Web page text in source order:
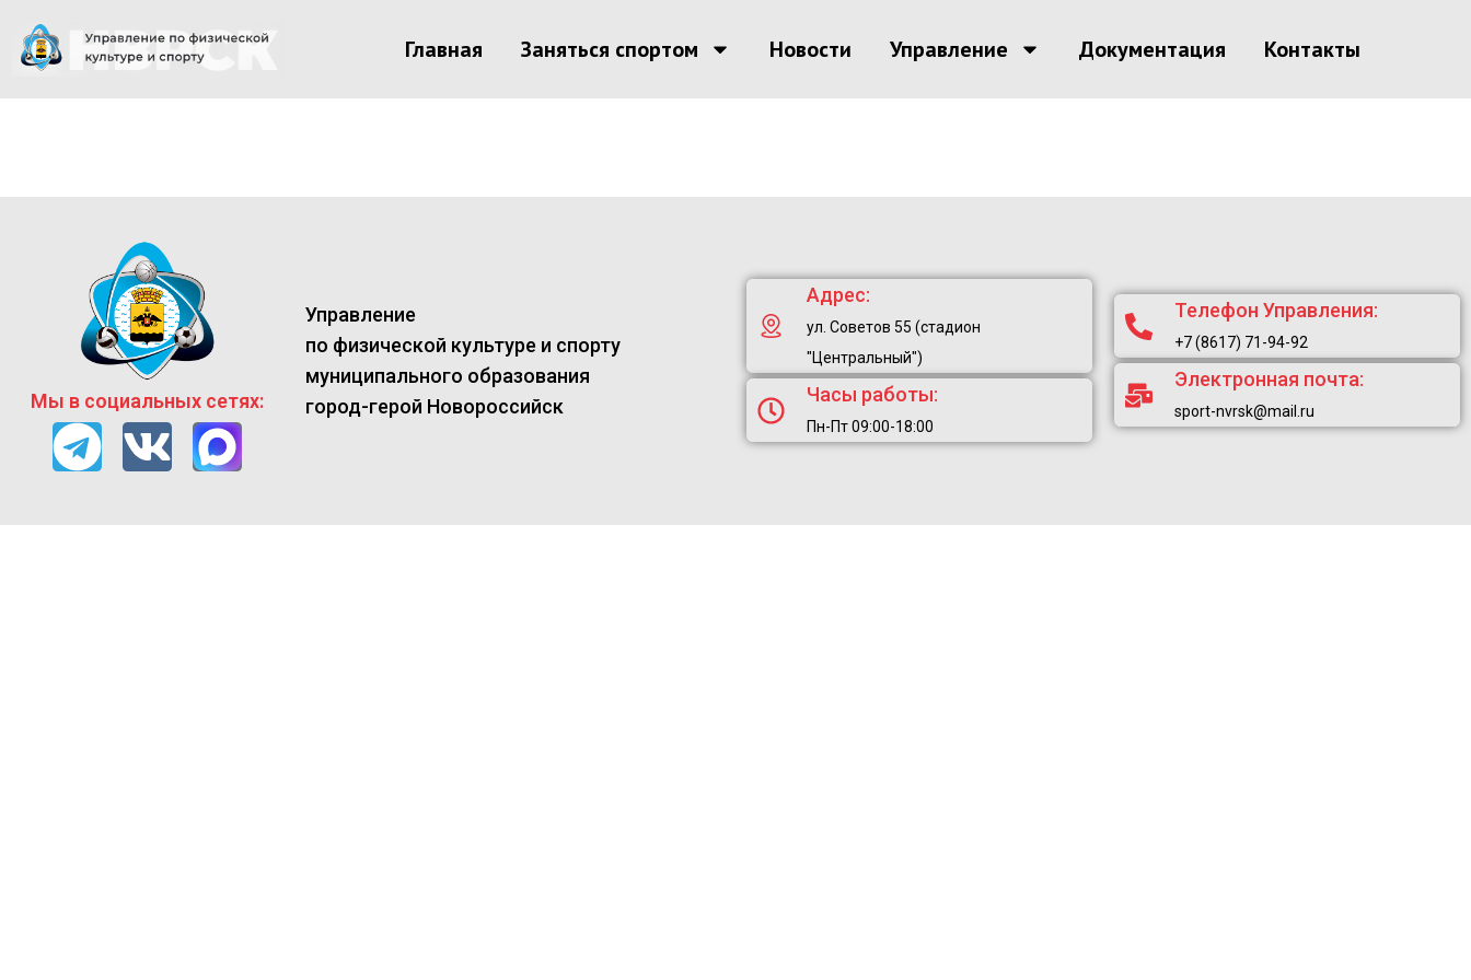
Главная Заняться спортом Новости Управление Документация Контакты
Мы в социальных сетях:
Управление
по физической культуре и спорту
муниципального образования
город-герой Новороссийск
Адрес:
ул. Советов 55 (стадион
"Центральный")
Часы работы:
Пн-Пт 09:00-18:00
Телефон Управления:
+7 (8617) 71-94-92
Электронная почта:
sport-nvrsk@mail.ru